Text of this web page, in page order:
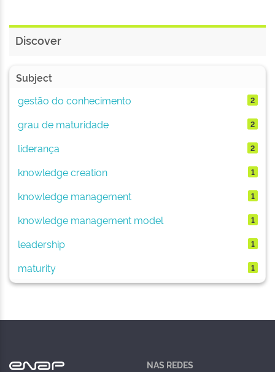
Discover
Subject
gestão do conhecimento
2
grau de maturidade 2
liderança 2
knowledge creation 1
knowledge management 1
knowledge management model 1
leadership 1
maturity 1
NAS REDES